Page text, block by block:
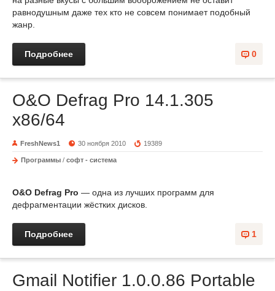
равнодушным даже тех кто не совсем понимает подобный
жанр.
0
Подробнее
O&O Defrag Pro 14.1.305
x86/64
FreshNews1 30 ноября 2010 19389
Программы / софт - система
O&O Defrag Pro — одна из лучших программ для
дефрагментации жёстких дисков.
1
Подробнее
Gmail Notifier 1.0.0.86 Portable